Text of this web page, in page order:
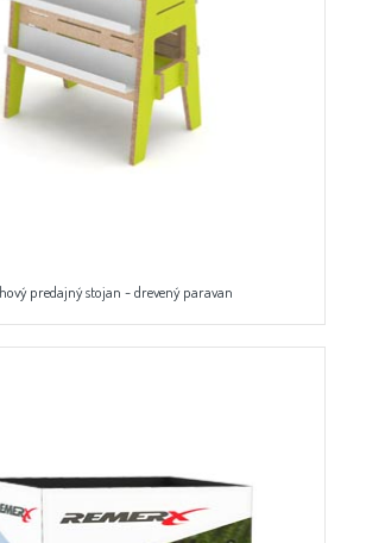
predajný stojan - drevený paravan